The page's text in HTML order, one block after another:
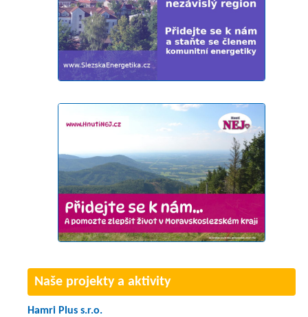
Naše projekty a aktivity
Hamri Plus s.r.o.